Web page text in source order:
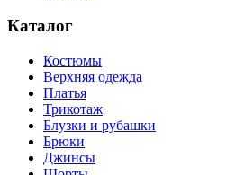
Каталог
Костюмы
Верхняя одежда
Платья
Трикотаж
Блузки и рубашки
Брюки
Джинсы